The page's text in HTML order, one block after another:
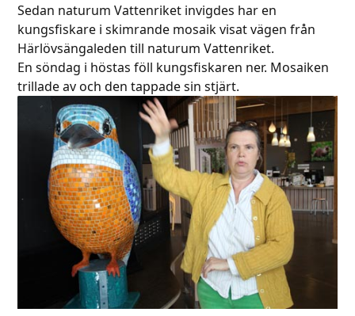
Sedan naturum Vattenriket invigdes har en
kungsfiskare i skimrande mosaik visat vägen från
Härlövsängaleden till naturum Vattenriket.
En söndag i höstas föll kungsfiskaren ner. Mosaiken
trillade av och den tappade sin stjärt.